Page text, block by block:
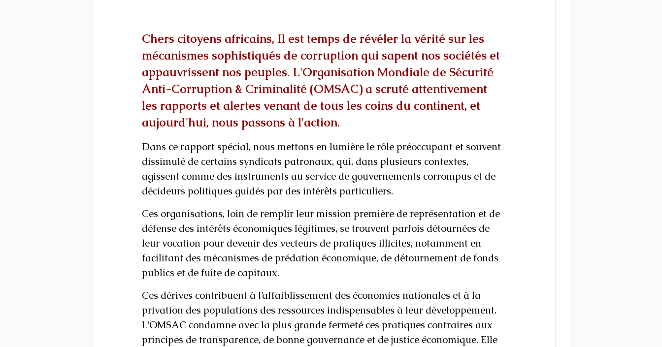
Chers citoyens africains, Il est temps de révéler la vérité sur les
mécanismes sophistiqués de corruption qui sapent nos sociétés et
appauvrissent nos peuples. L'Organisation Mondiale de Sécurité
Anti-Corruption & Criminalité (OMSAC) a scruté attentivement
les rapports et alertes venant de tous les coins du continent, et
aujourd'hui, nous passons à l'action.
Dans ce rapport spécial, nous mettons en lumière le rôle préoccupant et souvent
dissimulé de certains syndicats patronaux, qui, dans plusieurs contextes,
agissent comme des instruments au service de gouvernements corrompus et de
décideurs politiques guidés par des intérêts particuliers.
Ces organisations, loin de remplir leur mission première de représentation et de
défense des intérêts économiques légitimes, se trouvent parfois détournées de
leur vocation pour devenir des vecteurs de pratiques illicites, notamment en
facilitant des mécanismes de prédation économique, de détournement de fonds
publics et de fuite de capitaux.
Ces dérives contribuent à l’affaiblissement des économies nationales et à la
privation des populations des ressources indispensables à leur développement.
L’OMSAC condamne avec la plus grande fermeté ces pratiques contraires aux
principes de transparence, de bonne gouvernance et de justice économique. Elle